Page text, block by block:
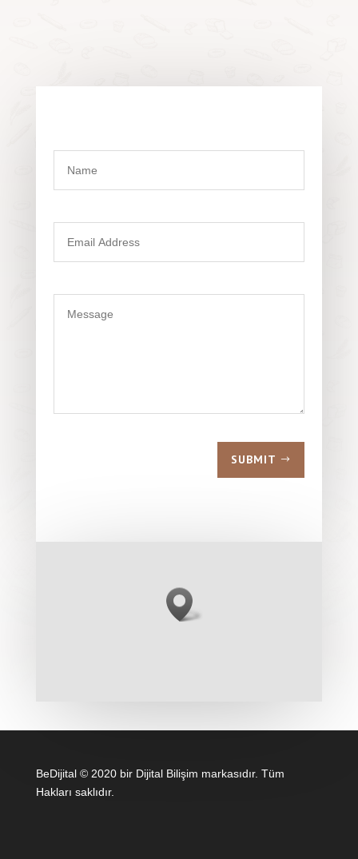
SUBMIT
BeDijital © 2020 bir Dijital Bilişim markasıdır. Tüm
Hakları saklıdır.